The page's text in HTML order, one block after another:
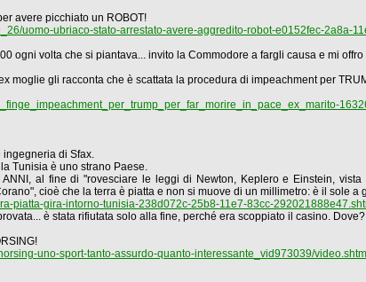
avere picchiato un ROBOT!
uomo-ubriaco-stato-arrestato-avere-aggredito-robot-e0152fec-2a8a-
ogni volta che si piantava... invito la Commodore a fargli causa e mi offro
moglie gli racconta che è scattata la procedura di impeachment per
ingegneria di Sfax.
Tunisia è uno strano Paese.
al fine di "rovesciare le leggi di Newton, Keplero e Einstein,
cioè che la terra è piatta e non si muove di un millimetro: è il sole a
piatta-gira-intorno-tunisia-238d072c-25b8-11e7-83cc-
è stata rifiutata solo alla fine, perché era scoppiato il casino.
uno-sport-tanto-assurdo-quanto-interessante_vid973039/video.shtml